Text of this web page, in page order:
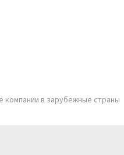
компании в зарубежные страны